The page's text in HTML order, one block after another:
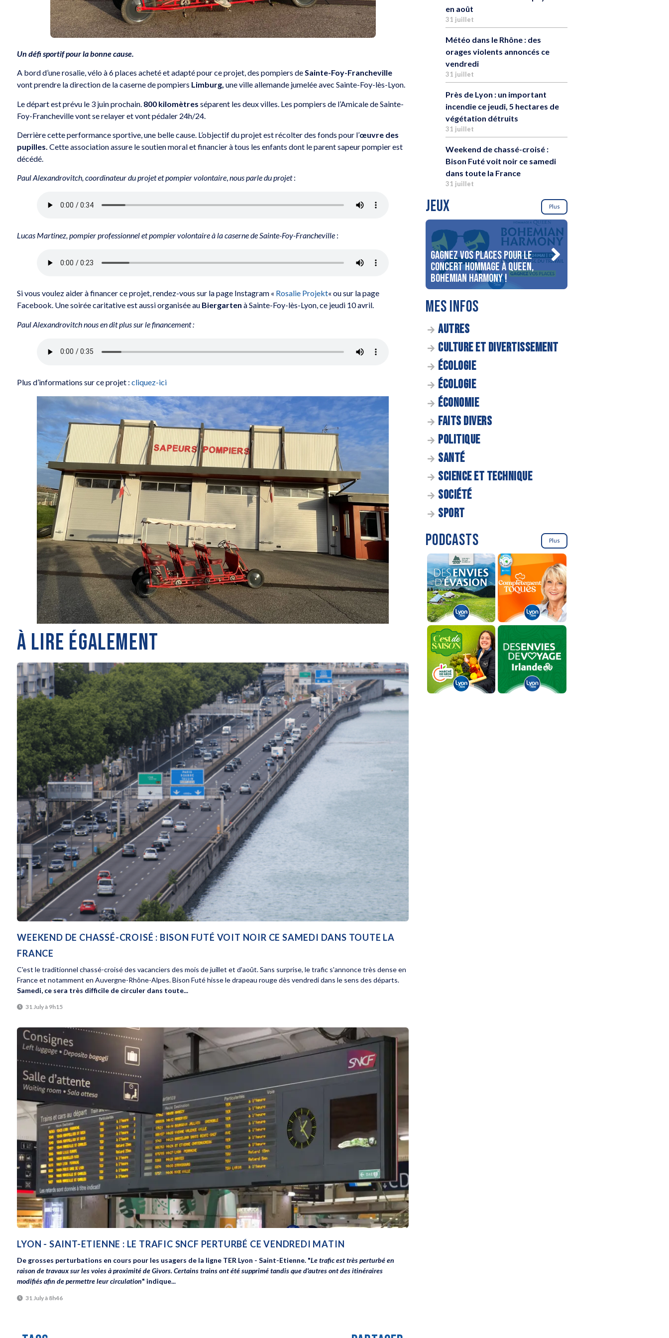
Un défi sportif pour la bonne cause.
A bord d’une rosalie, vélo à 6 places acheté et adapté pour ce projet, des pompiers deSainte-Foy-Francheville
vont prendre la direction de la caserne de pompiers Limburg, une ville allemande jumelée avec Sainte-Foy-lès-Lyon.
Le départ est prévu le 3 juin prochain. 800 kilomètres séparent les deux villes. Les pompiers de l’Amicale de Sainte-
Foy-Francheville vont se relayer et vont pédaler 24h/24.
Derrière cette performance sportive, une belle cause. L’objectif du projet est récolter des fonds pour l’œuvre des
pupilles. Cette association assure le soutien moral et financier à tous les enfants dont le parent sapeur pompier est
décédé.
Paul Alexandrovitch, coordinateur du projet et pompier volontaire,nous parle du projet:
Lucas Martinez, pompier professionnel et pompier volontaire à la caserne de Sainte-Foy-Francheville :
Si vous voulez aider à financer ce projet, rendez-vous sur la page Instagram « Rosalie Projekt« ou sur la page
Facebook. Une soirée caritative est aussi organisée au Biergartenà Sainte-Foy-lès-Lyon, ce jeudi 10 avril.
Paul Alexandrovitch nous en dit plus sur le financement :
Plus d’informations sur ce projet :cliquez-ici
À LIRE ÉGALEMENT
WEEKEND DE CHASSÉ-CROISÉ : BISON FUTÉ VOIT NOIR CE SAMEDI DANS TOUTE LA
FRANCE
C'est le traditionnel chassé-croisé des vacanciers des mois de juillet et d'août. Sans surprise, le trafic s'annonce très dense en
France et notamment en Auvergne-Rhône-Alpes. Bison Futé hisse le drapeau rouge dès vendredi dans le sens des départs.
Samedi, ce sera très difficile de circuler dans toute...
31 July à 9h15
LYON - SAINT-ETIENNE : LE TRAFIC SNCF PERTURBÉ CE VENDREDI MATIN
De grosses perturbations en cours pour les usagers de la ligne TER Lyon - Saint-Etienne. "Le trafic est très perturbé en
raison de travaux sur les voies à proximité de Givors. Certains trains ont été supprimé tandis que d'autres ont des itinéraires
modifiés afin de permettre leur circulation" indique...
31 July à 8h46
en août
31 juillet
Météo dans le Rhône : des
orages violents annoncés ce
vendredi
31 juillet
Près de Lyon : un important
incendie ce jeudi, 5 hectares de
végétation détruits
31 juillet
Weekend de chassé-croisé :
Bison Futé voit noir ce samedi
dans toute la France
31 juillet
JEUX Plus
Gagnez vos places pour le
concert Hommage à Queen,
Bohemian Harmony !
MES INFOS
AUTRES
CULTURE ET DIVERTISSEMENT
ÉCOLOGIE
ÉCOLOGIE
ÉCONOMIE
FAITS DIVERS
POLITIQUE
SANTÉ
SCIENCE ET TECHNIQUE
SOCIÉTÉ
SPORT
PODCASTS Plus